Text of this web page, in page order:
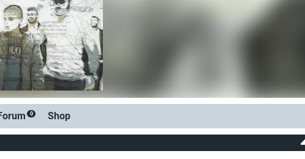
0 Shop